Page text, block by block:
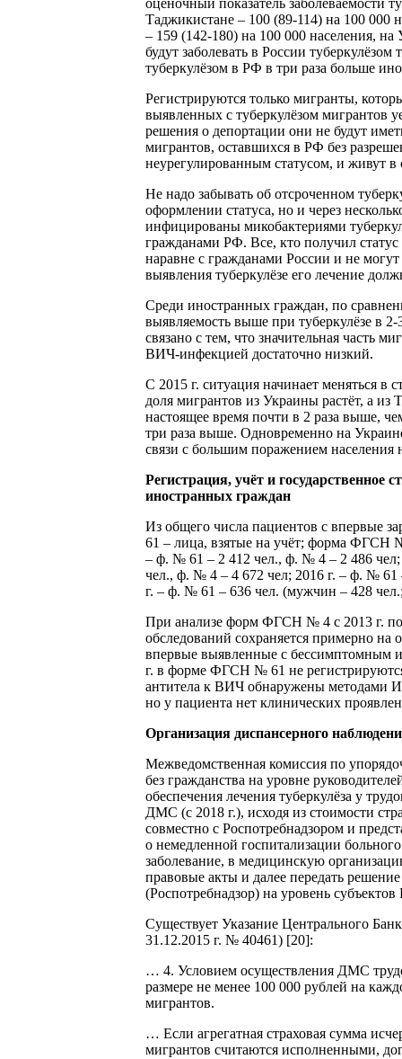
оценочный показатель заболеваемости
Таджикистане – 100 (89-114) на 100 000
– 159 (142-180) на 100 000 населения,
будут заболевать в России
туберкулёзом в РФ в три раза больше
Регистрируются только мигранты,
выявленных с туберкулёзом мигрантов
решения о депортации они не будут
мигрантов, оставшихся в РФ без
неурегулированным статусом, и живут в
Не надо забывать об отсроченном
оформлении статуса, но и через
инфицированы микобактериями
гражданами РФ. Все, кто получил
наравне с гражданами России и не
выявления туберкулёзе его лечение
Среди иностранных граждан, по
выявляемость выше при туберкулёзе в
связано с тем, что значительная часть
ВИЧ-инфекцией достаточно низкий.
С 2015 г. ситуация начинает меняться
доля мигрантов из Украины растёт, а из
настоящее время почти в 2 раза выше,
три раза выше. Одновременно на
связи с большим поражением населения
Регистрация, учёт и государственное
иностранных граждан
Из общего числа пациентов с впервые
61 – лица, взятые на учёт; форма ФГСН
– ф. № 61 – 2 412 чел., ф. № 4 – 2 486
чел., ф. № 4 – 4 672 чел; 2016 г. – ф. №
г. – ф. № 61 – 636 чел. (мужчин – 428
При анализе форм ФГСН № 4 с 2013 г. по
обследований сохраняется примерно
впервые выявленные с бессимптомным
г. в форме ФГСН № 61 не
антитела к ВИЧ обнаружены методами
но у пациента нет клинических
Организация диспансерного
Межведомственная комиссия по
без гражданства на уровне
обеспечения лечения туберкулёза у
ДМС (с 2018 г.), исходя из стоимости
совместно с Роспотребнадзором и
о немедленной госпитализации
заболевание, в медицинскую
правовые акты и далее передать
(Роспотребнадзор) на уровень
Существует Указание Центрального
31.12.2015 г. № 40461) [20]:
… 4. Условием осуществления ДМС
размере не менее 100 000 рублей на
мигрантов.
… Если агрегатная страховая сумма
мигрантов считаются исполненными,